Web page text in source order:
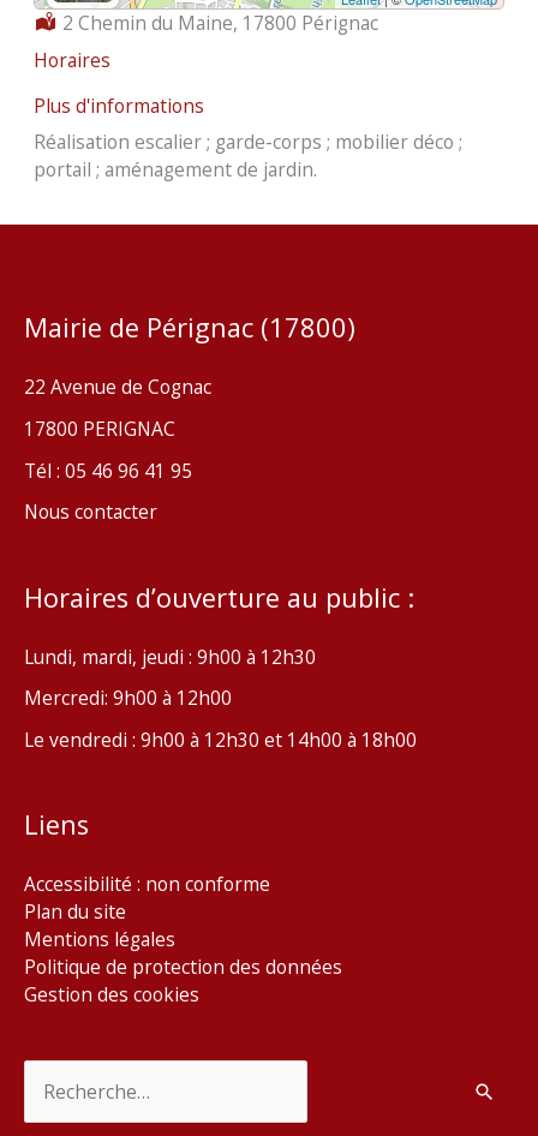
Localisation :
2 Chemin du Maine, 17800 Pérignac
Horaires
Plus d'informations
Réalisation escalier ; garde-corps ; mobilier déco ;
portail ; aménagement de jardin.
Mairie de Pérignac (17800)
22 Avenue de Cognac
17800 PERIGNAC
Tél : 05 46 96 41 95
Nous contacter
Horaires d’ouverture au public :
Lundi, mardi, jeudi : 9h00 à 12h30
Mercredi: 9h00 à 12h00
Le vendredi : 9h00 à 12h30 et 14h00 à 18h00
Liens
Accessibilité : non conforme
Plan du site
Mentions légales
Politique de protection des données
Gestion des cookies